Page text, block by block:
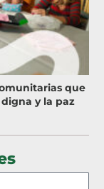
que
y la paz